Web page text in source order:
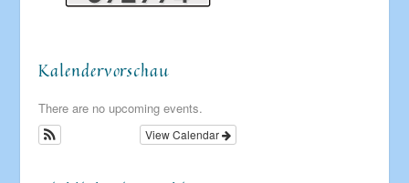
Kalendervorschau
There are no upcoming events.
View Calendar